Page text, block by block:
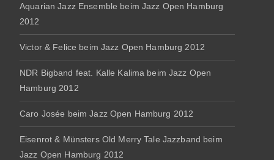
Aquarian Jazz Ensemble beim Jazz Open Hamburg
2012
Victor & Felice beim Jazz Open Hamburg 2012
NDR Bigband feat. Kalle Kalima beim Jazz Open
Hamburg 2012
Caro Josée beim Jazz Open Hamburg 2012
Eisenrot & Münsters Old Merry Tale Jazzband beim
Jazz Open Hamburg 2012